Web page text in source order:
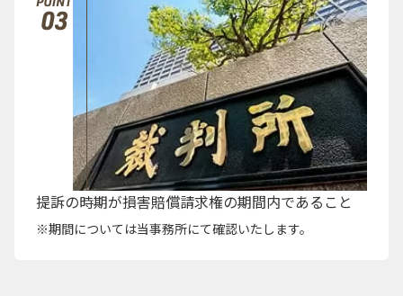
提訴の時期が損害賠償請求権の期間内であること
期間については当事務所にて確認いたします。